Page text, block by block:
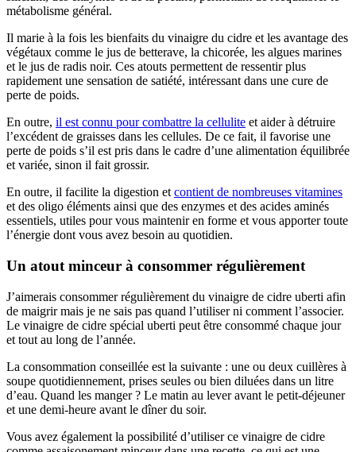
métabolisme général.
Il marie à la fois les bienfaits du vinaigre du cidre et les avantage des
végétaux comme le jus de betterave, la chicorée, les algues marines
et le jus de radis noir. Ces atouts permettent de ressentir plus
rapidement une sensation de satiété, intéressant dans une cure de
perte de poids.
En outre, il est connu pour combattre la cellulite et aider à détruire
l’excédent de graisses dans les cellules. De ce fait, il favorise une
perte de poids s’il est pris dans le cadre d’une alimentation équilibrée
et variée, sinon il fait grossir.
En outre, il facilite la digestion et contient de nombreuses vitamines
et des oligo éléments ainsi que des enzymes et des acides aminés
essentiels, utiles pour vous maintenir en forme et vous apporter toute
l’énergie dont vous avez besoin au quotidien.
Un atout minceur à consommer régulièrement
J’aimerais consommer régulièrement du vinaigre de cidre uberti afin
de maigrir mais je ne sais pas quand l’utiliser ni comment l’associer.
Le vinaigre de cidre spécial uberti peut être consommé chaque jour
et tout au long de l’année.
La consommation conseillée est la suivante : une ou deux cuillères à
soupe quotidiennement, prises seules ou bien diluées dans un litre
d’eau. Quand les manger ? Le matin au lever avant le petit-déjeuner
et une demi-heure avant le dîner du soir.
Vous avez également la possibilité d’utiliser ce vinaigre de cidre